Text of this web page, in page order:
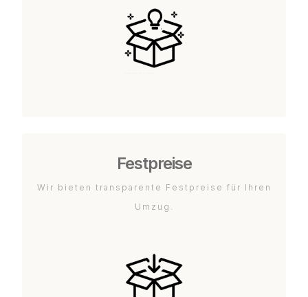
Festpreise
Wir bieten transparente Festpreise für Ihren
Umzug.